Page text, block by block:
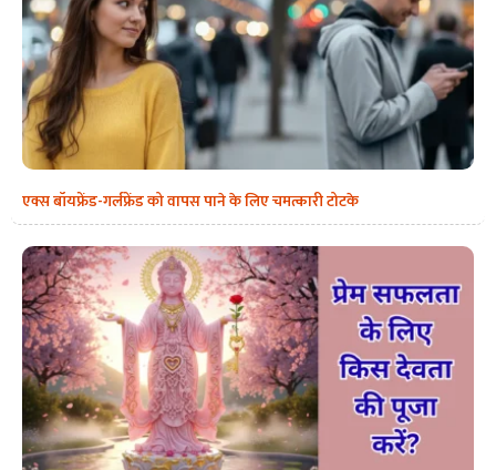
एक्स बॉयफ्रेंड-गर्लफ्रेंड को वापस पाने के लिए चमत्कारी टोटके